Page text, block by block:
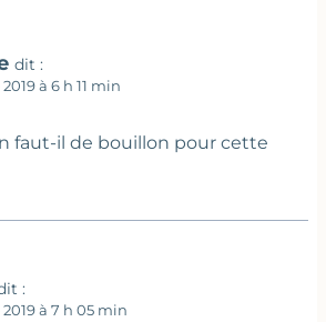
dit :
à 6 h 11 min
faut-il de bouillon pour cette
:
à 7 h 05 min